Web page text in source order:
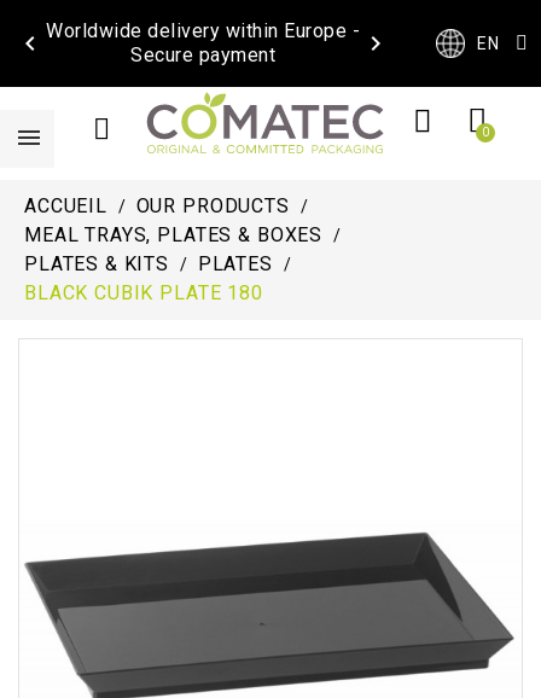
Worldwide delivery within Europe -
Secure payment
  EN
ACCUEIL
OUR PRODUCTS
MEAL TRAYS, PLATES & BOXES
PLATES & KITS
PLATES
BLACK CUBIK PLATE 180